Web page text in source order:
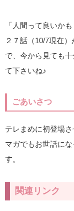
「人間って良いか
２７話（10/7現在
で、今から見ても
て下さいね♪
ごあいさつ
テレまめに初登場
マガでもお世話に
す。
関連リンク